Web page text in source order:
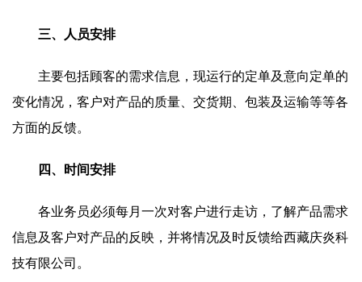
三、人员安排
主要包括顾客的需求信息，现运行的定单及意向定单的
变化情况，客户对产品的质量、交货期、包装及运输等等各
方面的反馈。
四、时间安排
各业务员必须每月一次对客户进行走访，了解产品需求
信息及客户对产品的反映，并将情况及时反馈给西藏庆炎科
技有限公司。